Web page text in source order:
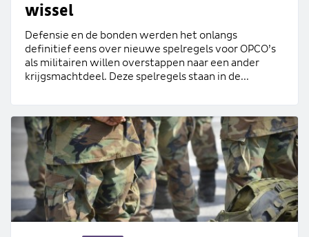
wissel
Defensie en de bonden werden het onlangs
definitief eens over nieuwe spelregels voor OPCO’s
als militairen willen overstappen naar een ander
krijgsmachtdeel. Deze spelregels staan in de...